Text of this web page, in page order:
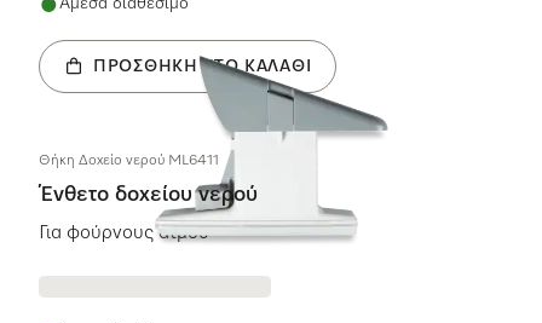
Άμεσα διαθέσιμο
ΠΡΟΣΘΉΚΗ ΣΤΟ ΚΑΛΆΘΙ
Θήκη Δοχείο νερού ML6411
Ένθετο δοχείου νερού
Για φούρνους ατμού